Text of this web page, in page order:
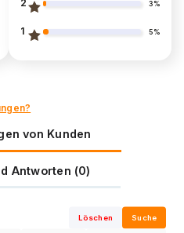
2 3%
1 5%
von Kunden
Antworten (0)
Löschen Suche